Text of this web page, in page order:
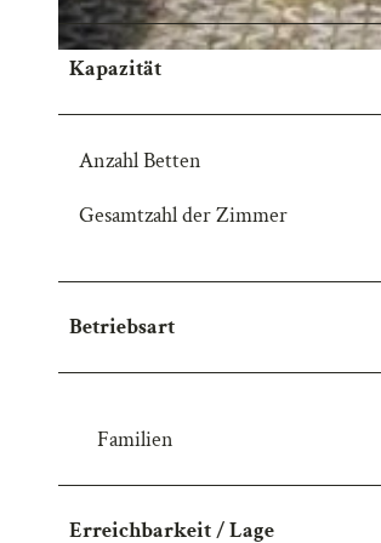
Kapazität
Anzahl Betten
Gesamtzahl der Zimmer
Betriebsart
Familien
Erreichbarkeit / Lage